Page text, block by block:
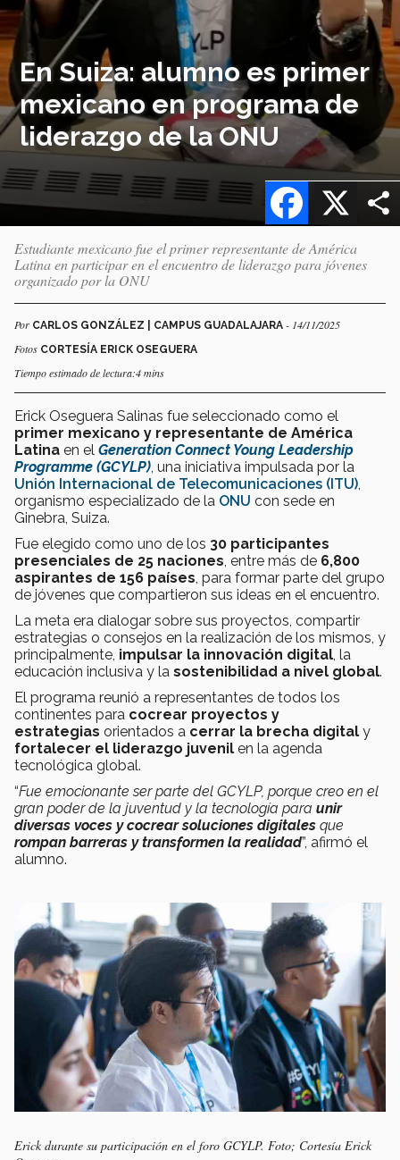
En Suiza: alumno es primer
mexicano en programa de
liderazgo de la ONU
X
Facebook
Estudiante mexicano fue el primer representante de América
Latina en participar en el encuentro de liderazgo para jóvenes
organizado por la ONU
Por CARLOS GONZÁLEZ | CAMPUS GUADALAJARA - 14/11/2025
Fotos CORTESÍA ERICK OSEGUERA
Tiempo estimado de lectura:4 mins
Erick Oseguera Salinas fue seleccionado como el
primer mexicano y representante de América
Latina en el Generation Connect Young Leadership
Programme (GCYLP) , una iniciativa impulsada por la
Unión Internacional de Telecomunicaciones (ITU)
organismo especializado de la ONU con sede en
Ginebra, Suiza.
Fue elegido como uno de los 30 participantes
presenciales de 25 naciones , entre más de 6,800
aspirantes de 156 países , para formar parte del grupo
de jóvenes que compartieron sus ideas en el encuentro.
La meta era dialogar sobre sus proyectos, compartir
estrategias o consejos en la realización de los mismos, y
principalmente, impulsar la innovación digital , la
educación inclusiva y la sostenibilidad a nivel global.
El programa reunió a representantes de todos los
continentes para cocrear proyectos y
estrategias orientados a cerrar la brecha digital y
fortalecer el liderazgo juvenil en la agenda
tecnológica global.
“Fue emocionante ser parte del GCYLP, porque creo en el
gran poder de la juventud y la tecnología para unir
diversas voces y cocrear soluciones digitales que
rompan barreras y transformen la realidad”, afirmó el
alumno.
Erick durante su participación en el foro GCYLP. Foto; Cortesía Erick